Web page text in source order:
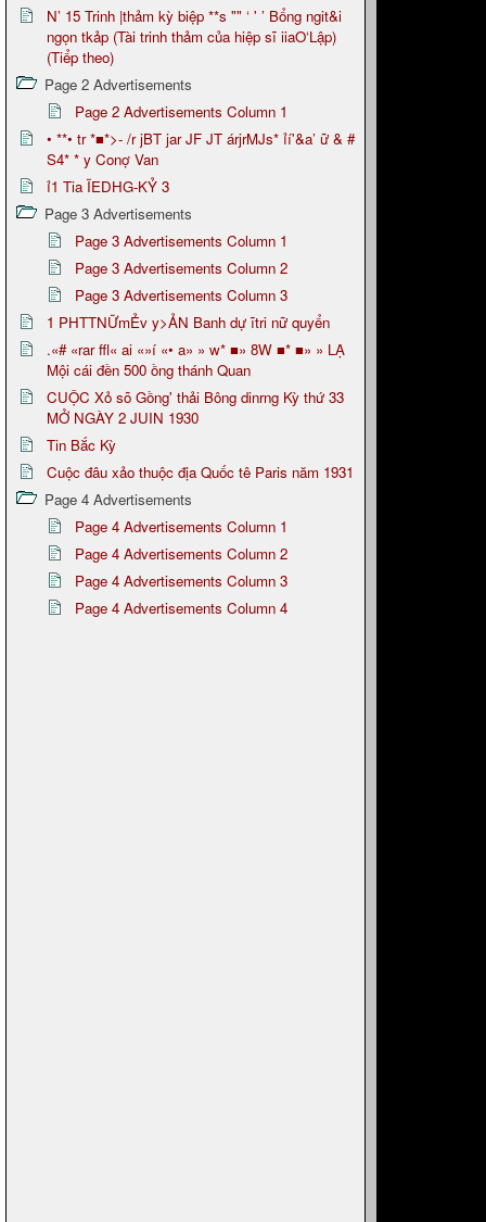
N’ 15 Trinh |thảm kỳ biệp **s "" ‘ ' ’ Bổng ngit&i
ngọn tkảp (Tài trinh thảm của hiệp sĩ iiaO‘Lập)
(Tiểp theo)
Page 2 Advertisements
Page 2 Advertisements Column 1
• **• tr *■*>- /r jBT jar JF JT árjrMJs* ỉí'&a’ ữ & #
S4* * y Conợ Van
ỉ1 Tia ĨEDHG-KỶ 3
Page 3 Advertisements
Page 3 Advertisements Column 1
Page 3 Advertisements Column 2
Page 3 Advertisements Column 3
1 PHTTNỮmẺv y>ẢN Banh dự ĩtri nữ quyển
.«# «rar ffl« ai «»í «• a» » w* ■» 8W ■* ■» » LẠ
Mội cái đền 500 ồng thánh Quan
CUỘC Xỏ sõ Gồng' thải Bông dinrng Kỳ thứ 33
MỞ NGÀY 2 JUIN 1930
Tin Bắc Kỳ
Cuộc đâu xảo thuộc địa Quốc tê Paris năm 1931
Page 4 Advertisements
Page 4 Advertisements Column 1
Page 4 Advertisements Column 2
Page 4 Advertisements Column 3
Page 4 Advertisements Column 4